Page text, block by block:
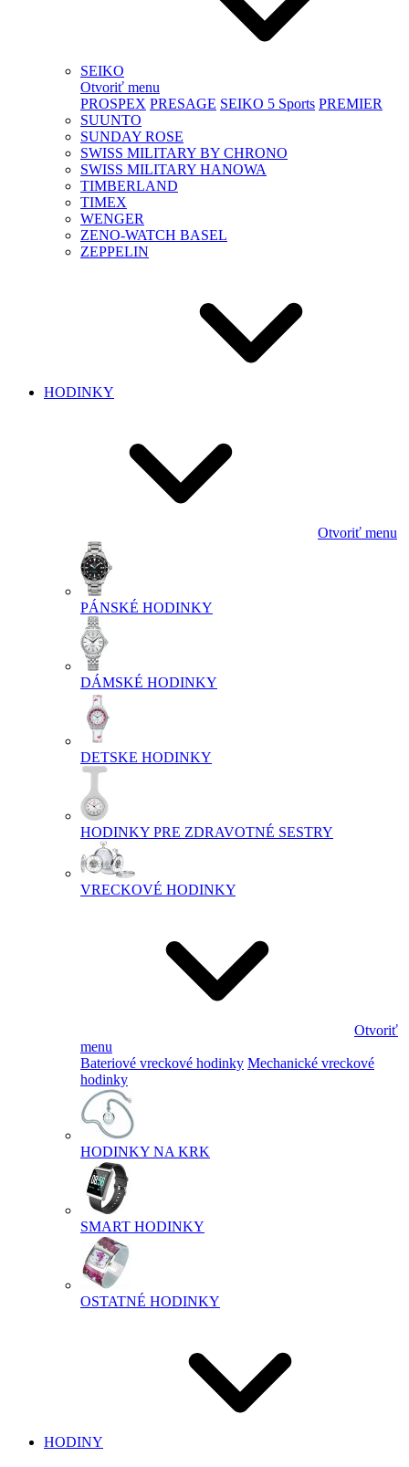
SEIKO
Otvoriť menu
PROSPEX PRESAGE SEIKO 5 Sports PREMIER
SUUNTO
SUNDAY ROSE
SWISS MILITARY BY CHRONO
SWISS MILITARY HANOWA
TIMBERLAND
TIMEX
WENGER
ZENO-WATCH BASEL
ZEPPELIN
HODINKY
Otvoriť menu
PÁNSKÉ HODINKY
DÁMSKÉ HODINKY
DETSKE HODINKY
HODINKY PRE ZDRAVOTNÉ SESTRY
VRECKOVÉ HODINKY
Otvoriť
menu
Bateriové vreckové hodinky Mechanické vreckové
hodinky
HODINKY NA KRK
SMART HODINKY
OSTATNÉ HODINKY
HODINY